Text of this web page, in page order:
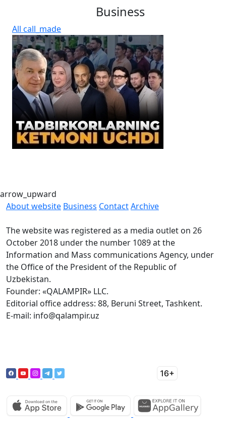
Business
All call_made
arrow_upward
About website Business ContactArchive
The website was registered as a media outlet on 26
October 2018 under the number 1089 at the
Information and Mass communications Agency, under
the Office of the President of the Republic of
Uzbekistan.
Founder: «QALAMPIR» LLC.
Editorial office address: 88, Beruni Street, Tashkent.
E-mail: info@qalampir.uz